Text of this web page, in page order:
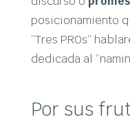
posicionamiento
“Tres PROs”
dedicada al
Por sus